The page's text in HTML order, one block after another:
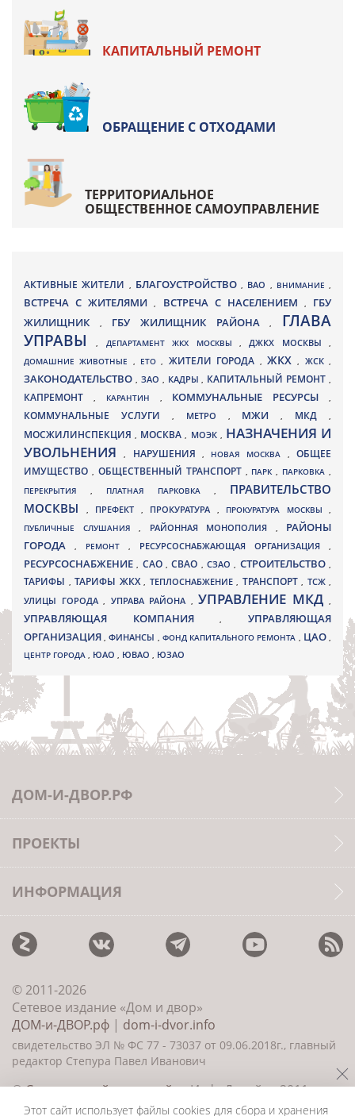
КАПИТАЛЬНЫЙ РЕМОНТ
ОБРАЩЕНИЕ С ОТХОДАМИ
ТЕРРИТОРИАЛЬНОЕ
ОБЩЕСТВЕННОЕ САМОУПРАВЛЕНИЕ
АКТИВНЫЕ ЖИТЕЛИ , БЛАГОУСТРОЙСТВО , ВАО , ВНИМАНИЕ ,
ВСТРЕЧА С ЖИТЕЛЯМИ, ВСТРЕЧА С НАСЕЛЕНИЕМ , ГБУ
ЖИЛИЩНИК
, ГБУ ЖИЛИЩНИК РАЙОНА, ГЛАВА
УПРАВЫ, ДЕПАРТАМЕНТ ЖКХ МОСКВЫ ,ДЖКХ МОСКВЫ ,
ДОМАШНИЕ ЖИВОТНЫЕ , ЕТО, ЖИТЕЛИ ГОРОДА , ЖКХ, ЖСК,
ЗАКОНОДАТЕЛЬСТВО , ЗАО , КАДРЫ, КАПИТАЛЬНЫЙ РЕМОНТ ,
КАПРЕМОНТ , КАРАНТИН , КОММУНАЛЬНЫЕ РЕСУРСЫ,
КОММУНАЛЬНЫЕ УСЛУГИ , МЕТРО , МЖИ, МКД ,
МОСЖИЛИНСПЕКЦИЯ, МОСКВА , МОЭК , НАЗНАЧЕНИЯ И
УВОЛЬНЕНИЯ, НАРУШЕНИЯ , НОВАЯ МОСКВА ,ОБЩЕЕ
ИМУЩЕСТВО , ОБЩЕСТВЕННЫЙ ТРАНСПОРТ , ПАРК, ПАРКОВКА ,
ПЕРЕКРЫТИЯ , ПЛАТНАЯ ПАРКОВКА , ПРАВИТЕЛЬСТВО
МОСКВЫ
, ПРЕФЕКТ , ПРОКУРАТУРА , ПРОКУРАТУРА МОСКВЫ ,
ПУБЛИЧНЫЕ СЛУШАНИЯ , РАЙОННАЯ МОНОПОЛИЯ , РАЙОНЫ
ГОРОДА
, РЕМОНТ , РЕСУРСОСНАБЖАЮЩАЯ ОРГАНИЗАЦИЯ ,
РЕСУРСОСНАБЖЕНИЕ, САО,СВАО ,СЗАО, СТРОИТЕЛЬСТВО,
ТАРИФЫ , ТАРИФЫ ЖКХ , ТЕПЛОСНАБЖЕНИЕ , ТРАНСПОРТ , ТСЖ ,
УЛИЦЫ ГОРОДА , УПРАВА РАЙОНА , УПРАВЛЕНИЕ МКД ,
УПРАВЛЯЮЩАЯ КОМПАНИЯ,УПРАВЛЯЮЩАЯ
ОРГАНИЗАЦИЯ,ФИНАНСЫ , ФОНД КАПИТАЛЬНОГО РЕМОНТА , ЦАО,
ЦЕНТР ГОРОДА , ЮАО , ЮВАО , ЮЗАО
ДОМ-И-ДВОР.РФ
ПРОЕКТЫ
ИНФОРМАЦИЯ
© 2011-2026
Сетевое издание «Дом и двор»
ДОМ-и-ДВОР.рф | dom-i-dvor.info
свидетельство ЭЛ № ФС 77 - 73037 от 09.06.2018г., главный
редактор Степура Павел Иванович
©Создание сайта и дизайн«ИнфоДизайн» 2011—
2026
Этот сайт использует файлы cookies для сбора и хранения